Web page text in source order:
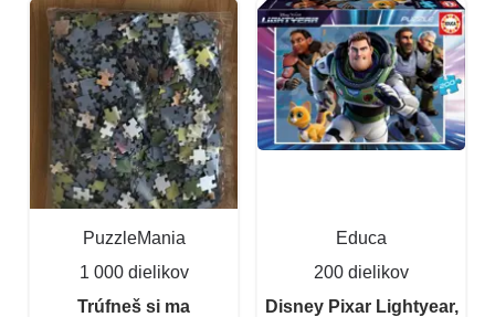
PuzzleMania
1 000 dielikov
Trúfneš si ma
Educa
200 dielikov
Disney Pixar Lightyear,